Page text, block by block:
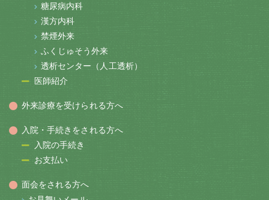
糖尿病内科
漢方内科
禁煙外来
ふくじゅそう外来
透析センター（人工透析）
医師紹介
外来診療を受けられる方へ
入院・手続きをされる方へ
入院の手続き
お支払い
面会をされる方へ